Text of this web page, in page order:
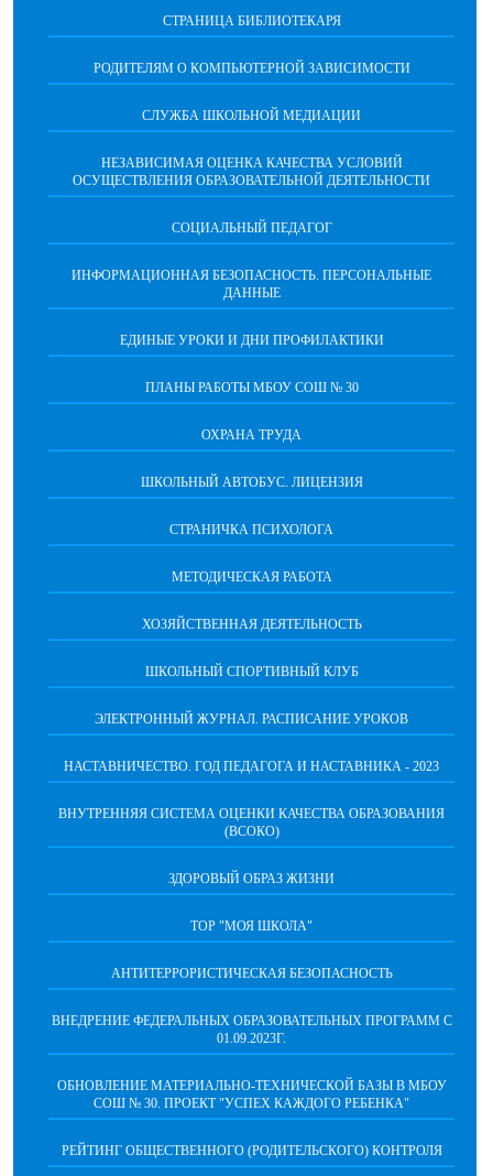
СТРАНИЦА БИБЛИОТЕКАРЯ
РОДИТЕЛЯМ О КОМПЬЮТЕРНОЙ ЗАВИСИМОСТИ
СЛУЖБА ШКОЛЬНОЙ МЕДИАЦИИ
НЕЗАВИСИМАЯ ОЦЕНКА КАЧЕСТВА УСЛОВИЙ
ОСУЩЕСТВЛЕНИЯ ОБРАЗОВАТЕЛЬНОЙ ДЕЯТЕЛЬНОСТИ
СОЦИАЛЬНЫЙ ПЕДАГОГ
ИНФОРМАЦИОННАЯ БЕЗОПАСНОСТЬ. ПЕРСОНАЛЬНЫЕ
ДАННЫЕ
ЕДИНЫЕ УРОКИ И ДНИ ПРОФИЛАКТИКИ
ПЛАНЫ РАБОТЫ МБОУ СОШ № 30
ОХРАНА ТРУДА
ШКОЛЬНЫЙ АВТОБУС. ЛИЦЕНЗИЯ
СТРАНИЧКА ПСИХОЛОГА
МЕТОДИЧЕСКАЯ РАБОТА
ХОЗЯЙСТВЕННАЯ ДЕЯТЕЛЬНОСТЬ
ШКОЛЬНЫЙ СПОРТИВНЫЙ КЛУБ
ЭЛЕКТРОННЫЙ ЖУРНАЛ. РАСПИСАНИЕ УРОКОВ
НАСТАВНИЧЕСТВО. ГОД ПЕДАГОГА И НАСТАВНИКА - 2023
ВНУТРЕННЯЯ СИСТЕМА ОЦЕНКИ КАЧЕСТВА ОБРАЗОВАНИЯ
(ВСОКО)
ЗДОРОВЫЙ ОБРАЗ ЖИЗНИ
ТОР "МОЯ ШКОЛА"
АНТИТЕРРОРИСТИЧЕСКАЯ БЕЗОПАСНОСТЬ
ВНЕДРЕНИЕ ФЕДЕРАЛЬНЫХ ОБРАЗОВАТЕЛЬНЫХ ПРОГРАММ С
01.09.2023Г.
ОБНОВЛЕНИЕ МАТЕРИАЛЬНО-ТЕХНИЧЕСКОЙ БАЗЫ В МБОУ
СОШ № 30. ПРОЕКТ "УСПЕХ КАЖДОГО РЕБЕНКА"
РЕЙТИНГ ОБЩЕСТВЕННОГО (РОДИТЕЛЬСКОГО) КОНТРОЛЯ